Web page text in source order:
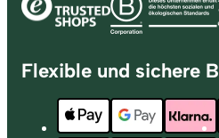
Flexible und sichere